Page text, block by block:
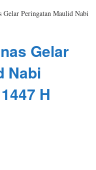
Gelar Peringatan Maulid Nabi
Gelar
Nabi
H